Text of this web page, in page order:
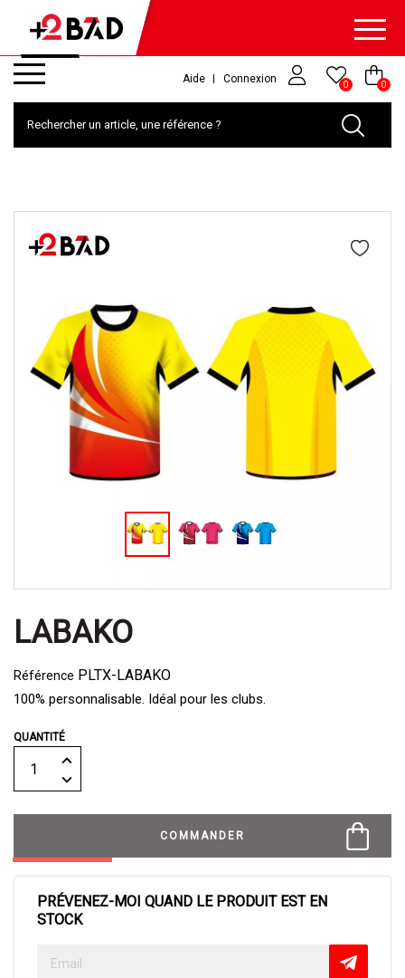
Aide Connexion 0 0
LABAKO
Référence PLTX-LABAKO
100% personnalisable. Idéal pour les clubs.
QUANTITÉ
COMMANDER
PRÉVENEZ-MOI QUAND LE PRODUIT EST EN
STOCK